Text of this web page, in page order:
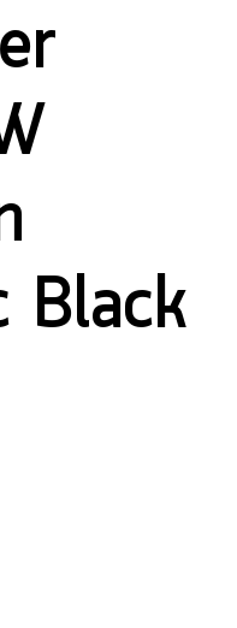
Black